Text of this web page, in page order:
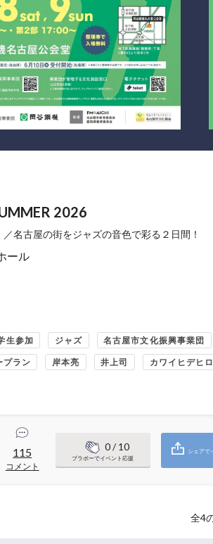
2026
名古屋の街をジャズの音色で彩る２日間！
ール
生参加 ジャズ 名古屋市文化振興事業団
プラン 岸本亮 井上司 カワイヒデヒロ
115
コメント
0/ 10
ブラボーでイベント応援
シェアで
全4